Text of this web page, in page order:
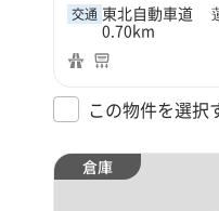
交通 東北自動車道
0.70km
この物件を選択
倉庫